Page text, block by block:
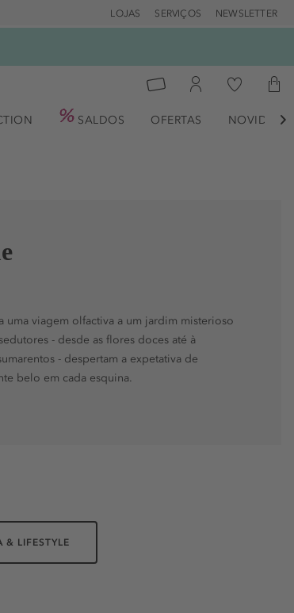
LOJAS SERVIÇOS NEWSLETTER
SALDOS OFERTAS 
uma viagem olfactiva a um jardim misterioso
- desde as flores doces até à
- despertam a expetativa de
belo em cada esquina.
& LIFESTYLE